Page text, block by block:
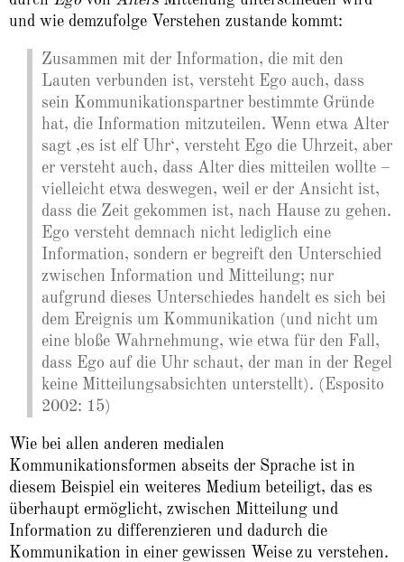
und wie demzufolge Verstehen zustande kommt:
Zusammen mit der Information, die mit den
Lauten verbunden ist, versteht Ego auch, dass
sein Kommunikationspartner bestimmte Gründe
hat, die Information mitzuteilen. Wenn etwa Alter
sagt ‚es ist elf Uhr‘, versteht Ego die Uhrzeit, aber
er versteht auch, dass Alter dies mitteilen wollte –
vielleicht etwa deswegen, weil er der Ansicht ist,
dass die Zeit gekommen ist, nach Hause zu gehen.
Ego versteht demnach nicht lediglich eine
Information, sondern er begreift den Unterschied
zwischen Information und Mitteilung; nur
aufgrund dieses Unterschiedes handelt es sich bei
dem Ereignis um Kommunikation (und nicht um
eine bloße Wahrnehmung, wie etwa für den Fall,
dass Ego auf die Uhr schaut, der man in der Regel
keine Mitteilungsabsichten unterstellt). (Esposito
2002: 15)
Wie bei allen anderen medialen
Kommunikationsformen abseits der Sprache ist in
diesem Beispiel ein weiteres Medium beteiligt, das es
überhaupt ermöglicht, zwischen Mitteilung und
Information zu differenzieren und dadurch die
Kommunikation in einer gewissen Weise zu verstehen.